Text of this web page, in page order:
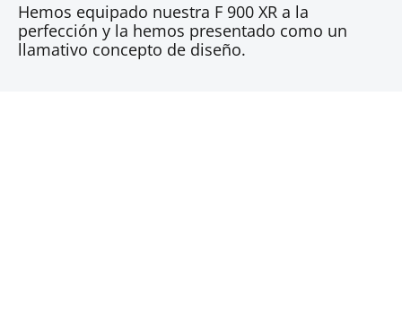
Hemos equipado nuestra F 900 XR a la
perfección y la hemos presentado como un
llamativo concepto de diseño.